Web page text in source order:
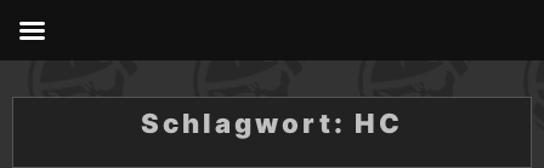
Schlagwort: HC